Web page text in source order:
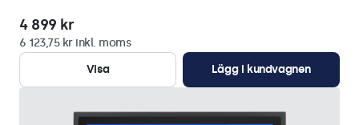
4 899 kr
6 123,75 kr inkl. moms
Visa
Lägg i kundvagnen